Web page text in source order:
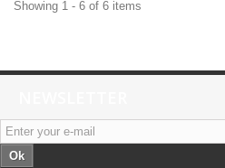
Showing 1 - 6 of 6 items
Ok